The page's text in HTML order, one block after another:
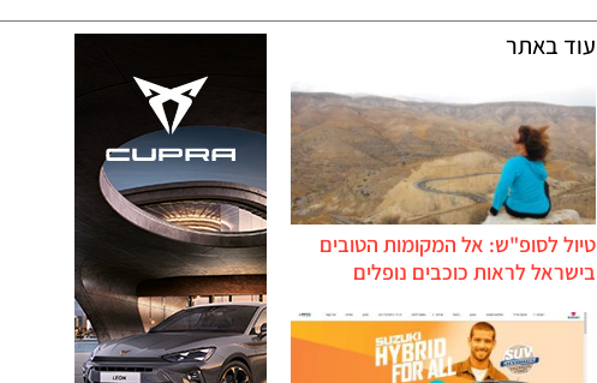
עוד באתר
טיול לסופ"ש: אל המקומות הטובים
בישראל לראות כוכבים נופלים